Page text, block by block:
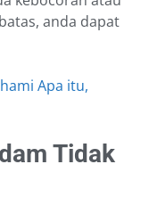
anda dapat
Apa itu,
Tidak